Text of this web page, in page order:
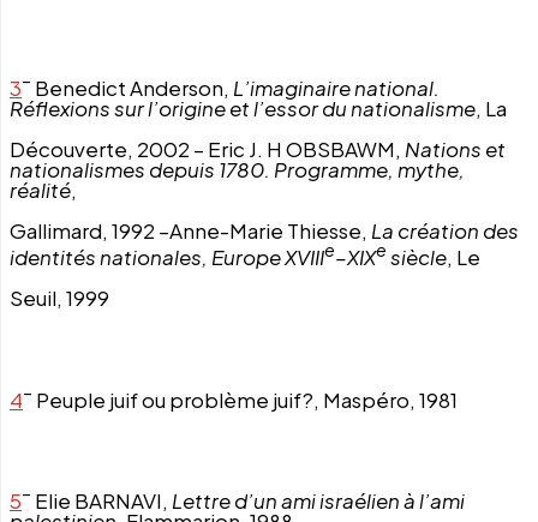
3– Benedict Anderson, L’imaginaire national.
Réflexions sur l’origine et l’essor du nationalisme, La
Découverte, 2002 – Eric J. H OBSBAWM, Nations et
nationalismes depuis 1780. Programme, mythe,
réalité,
Gallimard, 1992 –Anne-Marie Thiesse, La création des
identités nationales, EuropeXVIIIe–XIXe siècle, Le
Seuil, 1999
4– Peuple juif ou problème juif?, Maspéro, 1981
5– Elie BARNAVI, Lettre d’un ami israélien à l’ami